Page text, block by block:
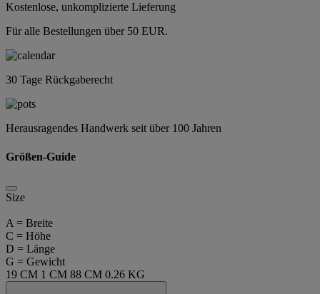
Kostenlose, unkomplizierte Lieferung
Für alle Bestellungen über 50 EUR.
30 Tage Rückgaberecht
Herausragendes Handwerk seit über 100 Jahren
Größen-Guide
Size
A = Breite
C = Höhe
D = Länge
G = Gewicht
19 CM 1 CM 88 CM 0.26 KG